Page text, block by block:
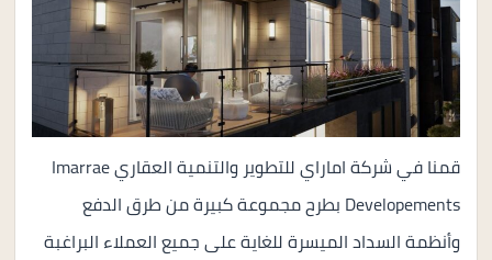
قمنا في شركة اماراي للتطوير والتنمية العقاري Imarrae
Developements بطرح مجموعة كبيرة من طرق الدفع
وأنظمة السداد الميسرة للغاية على جميع العملاء البراغبة